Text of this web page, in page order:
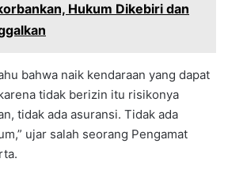
Hukum Dikebiri dan
bahwa naik kendaraan yang dapat
tidak berizin itu risikonya
tidak ada asuransi. Tidak ada
ujar salah seorang Pengamat